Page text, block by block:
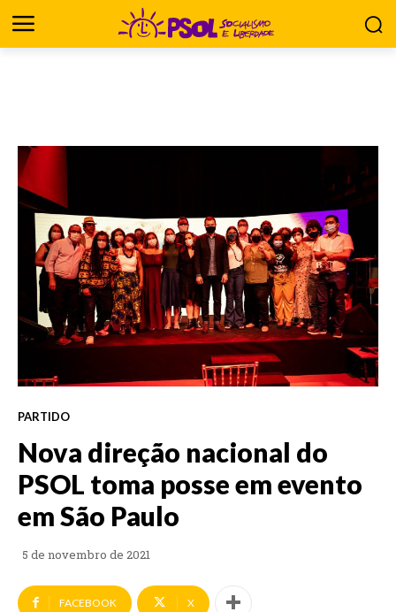
PARTIDO
Nova direção nacional do
PSOL toma posse em evento
em São Paulo
5 de novembro de 2021
FACEBOOK X